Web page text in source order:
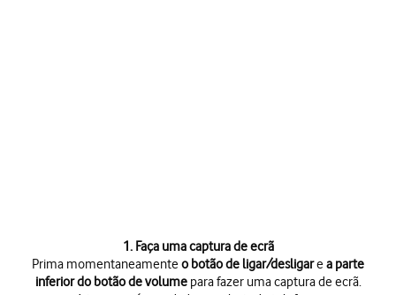
1. Faça uma captura de ecrã
Prima momentaneamenteo botão de ligar/desligarea parte
inferior do botão de volumepara fazer uma captura de ecrã.